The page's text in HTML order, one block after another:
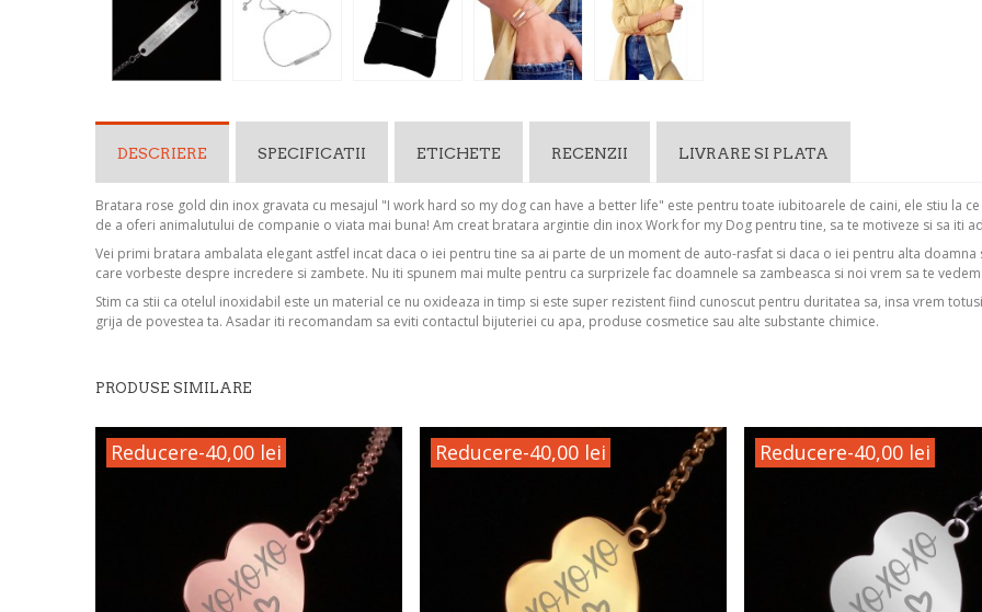
DESCRIERE SPECIFICATII ETICHETE RECENZII LIVRARE SI PLATA
Bratara rose gold din inox gravata cu mesajul "I work hard so my dog can have a better life" este pentru toate iubitoarele de caini, ele stiu la
de a oferi animalutului de companie o viata mai buna! Am creat bratara argintie din inox Work for my Dog pentru tine, sa te motiveze si sa iti
Vei primi bratara ambalata elegant astfel incat daca o iei pentru tine sa ai parte de un moment de auto-rasfat si daca o iei pentru alta
care vorbeste despre incredere si zambete. Nu iti spunem mai multe pentru ca surprizele fac doamnele sa zambeasca si noi vrem sa te
Stim ca stii ca otelul inoxidabil este un material ce nu oxideaza in timp si este super rezistent fiind cunoscut pentru duritatea sa, insa vrem
grija de povestea ta. Asadar iti recomandam sa eviti contactul bijuteriei cu apa, produse cosmetice sau alte substante chimice.
PRODUSE SIMILARE
Reducere-40,00 lei Reducere-40,00 lei Reducere-40,00 lei